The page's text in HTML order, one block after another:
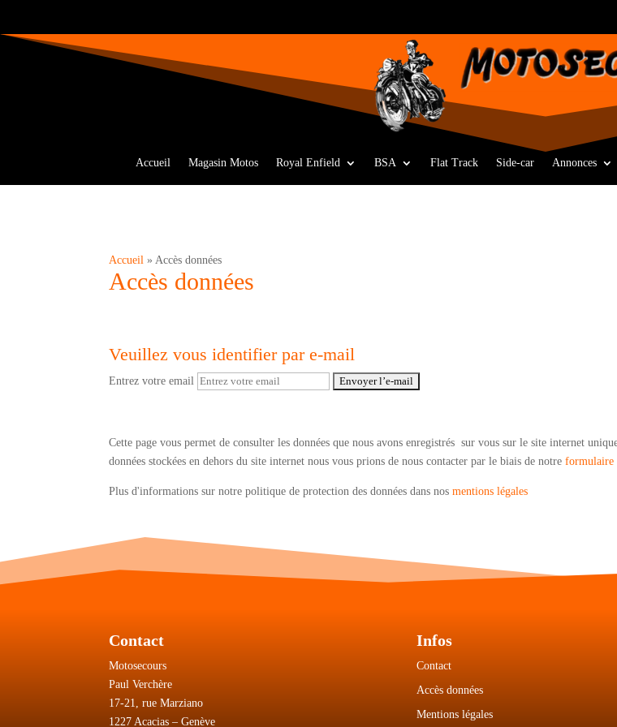
Accueil Magasin Motos Royal Enfield BSA Flat Track Side-car Annonces
Accueil » Accès données
Accès données
Veuillez vous identifier par e-mail
Entrez votre email
Cette page vous permet de consulter les données que nous avons enregistrés sur vous sur le site internet
données stockées en dehors du site internet nous vous prions de nous contacter par le biais de notreformulaire
Plus d'informations sur notre politique de protection des données dans nosmentions légales
Contact
Motosecours
Paul Verchère
17-21, rue Marziano
1227 Acacias – Genève
Infos
Contact
Accès données
Mentions légales